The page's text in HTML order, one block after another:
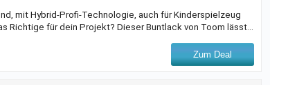
mit Hybrid-Profi-Technologie, auch für Kinderspielzeug
Richtige für dein Projekt? Dieser Buntlack von Toom lässt
einmaligen Anstrich behandeln. Ein ansprechendes
Zum Deal